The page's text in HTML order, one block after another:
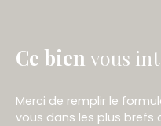
Ce bien vous
Merci de remplir le
vous dans les plus brefs